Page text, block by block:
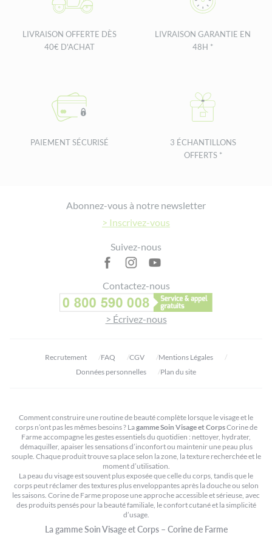
LIVRAISON OFFERTE DÈS
40€ D'ACHAT
LIVRAISON GARANTIE EN
48H *
PAIEMENT SÉCURISÉ
3 ÉCHANTILLONS
OFFERTS *
Abonnez-vous à notre newsletter
> Inscrivez-vous
Suivez-nous
Contactez-nous
> Écrivez-nous
Recrutement FAQ CGV
Mentions Légales
Données personnelles
Plan du site
Comment construire une routine de beauté complète lorsque le visage et le
corps n’ont pas les mêmes besoins ? Lagamme Soin Visage et CorpsCorine de
Farme accompagne les gestes essentiels du quotidien : nettoyer, hydrater,
démaquiller, apaiser les sensations d’inconfort ou maintenir une peau plus
souple. Chaque produit trouve sa place selon la zone, la texture recherchée et le
moment d’utilisation.
La peau du visage est souvent plus exposée que celle du corps, tandis que le
corps peut réclamer des textures plus enveloppantes après la douche ou selon
les saisons. Corine de Farme propose une approche accessible et sérieuse, avec
des produits pensés pour la beauté familiale, le confort cutané et la simplicité
d’usage.
La gamme Soin Visage et Corps – Corine de Farme